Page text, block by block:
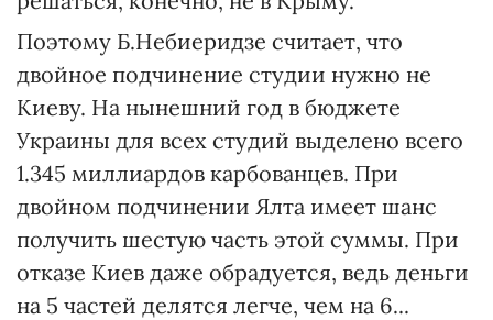
Поэтому Б.Небиеридзе считает, что
двойное подчинение студии нужно не
Киеву. На нынешний год в бюджете
Украины для всех студий выделено всего
1.345 миллиардов карбованцев. При
двойном подчинении Ялта имеет шанс
получить шестую часть этой суммы. При
отказе Киев даже обрадуется, ведь деньги
на 5 частей делятся легче, чем на 6...